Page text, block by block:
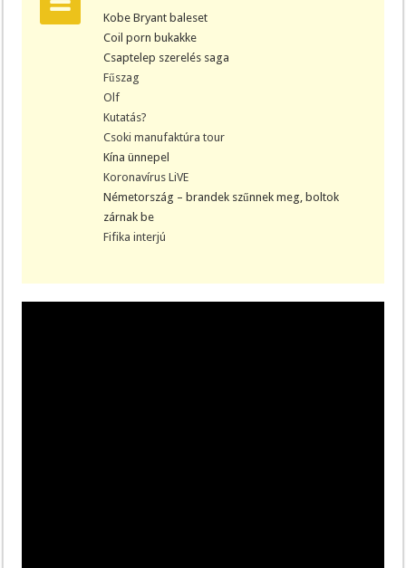
Kobe Bryant baleset
Coil porn bukakke
Csaptelep szerelés saga
Fűszag
Olf
Kutatás?
Csoki manufaktúra tour
Kína ünnepel
Koronavírus LiVE
Németország – brandek szűnnek meg, boltok
zárnak be
Fifika interjú